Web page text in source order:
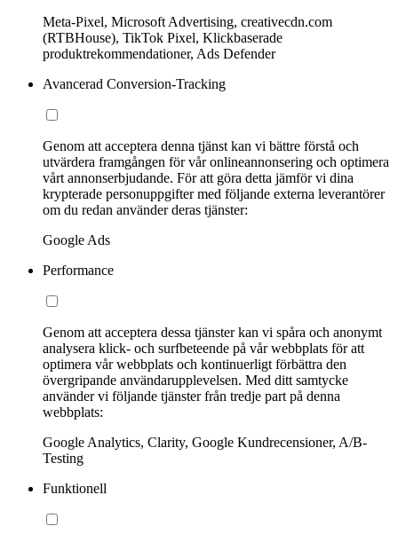
Meta-Pixel, Microsoft Advertising, creativecdn.com
(RTBHouse), TikTok Pixel, Klickbaserade
produktrekommendationer, Ads Defender
Avancerad Conversion-Tracking
Genom att acceptera denna tjänst kan vi bättre förstå och
utvärdera framgången för vår onlineannonsering och optimera
vårt annonserbjudande. För att göra detta jämför vi dina
krypterade personuppgifter med följande externa leverantörer
om du redan använder deras tjänster:
Google Ads
Performance
Genom att acceptera dessa tjänster kan vi spåra och anonymt
analysera klick- och surfbeteende på vår webbplats för att
optimera vår webbplats och kontinuerligt förbättra den
övergripande användarupplevelsen. Med ditt samtycke
använder vi följande tjänster från tredje part på denna
webbplats:
Google Analytics, Clarity, Google Kundrecensioner, A/B-
Testing
Funktionell